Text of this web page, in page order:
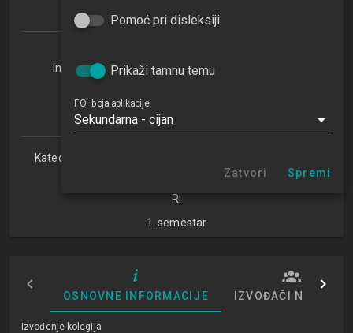
Informacijsko i programsko inženjerstvo 1.3 (IPI)
Organizacija poslovnih sustava 1.3 (OPS)
Baze podataka i baze znanja 1.4 (BPBZ)
Katedra za teorijske i primijenjene osnove informacijskih
RI
1. semestar
OSNOVNE INFORMACIJE IZVOĐAČI NASTAVE
Izvođenje kolegija
Pomoć pri disleksiji
Prikaži tamnu temu
FOI boja aplikacije
Sekundarna - cijan
Zatvori Spremi